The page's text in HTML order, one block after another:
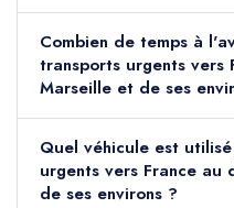
Combien de temps à
transports urgents vers
Marseille et de ses
Quel véhicule est
urgents vers France
de ses environs ?